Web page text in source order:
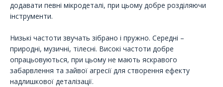
додавати певні мікродеталі, при цьому добре розділяючи
інструменти.
Низькі частоти звучать зібрано і пружно. Середні –
природні, музичні, тілесні. Високі частоти добре
опрацьовуються, при цьому не мають яскравого
забарвлення та зайвої агресії для створення ефекту
надлишкової деталізації.